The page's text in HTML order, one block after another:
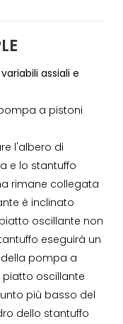
assiali e
a pistoni
l'albero di
e lo stantuffo
rimane collegata
è inclinato
oscillante non
eseguirà un
pompa a
oscillante
più basso del
dello stantuffo